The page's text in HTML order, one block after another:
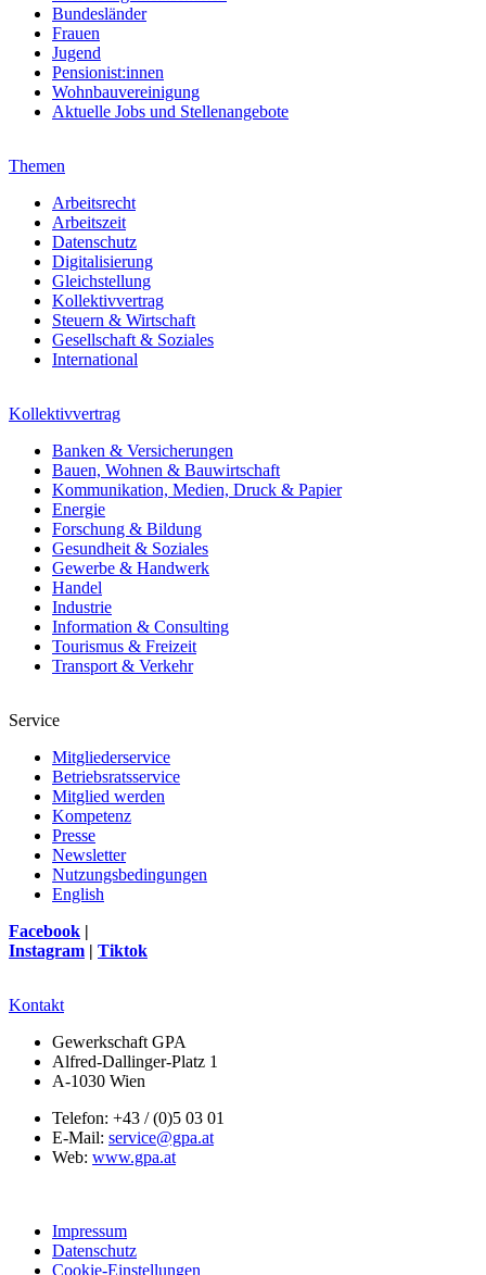
Bundesländer
Frauen
Jugend
Pensionist:innen
Wohnbauvereinigung
Aktuelle Jobs und Stellenangebote
Themen
Arbeitsrecht
Arbeitszeit
Datenschutz
Digitalisierung
Gleichstellung
Kollektivvertrag
Steuern & Wirtschaft
Gesellschaft & Soziales
International
Kollektivvertrag
Banken & Versicherungen
Bauen, Wohnen & Bauwirtschaft
Kommunikation, Medien, Druck & Papier
Energie
Forschung & Bildung
Gesundheit & Soziales
Gewerbe & Handwerk
Handel
Industrie
Information & Consulting
Tourismus & Freizeit
Transport & Verkehr
Service
Mitgliederservice
Betriebsratsservice
Mitglied werden
Kompetenz
Presse
Newsletter
Nutzungsbedingungen
English
Facebook |
Instagram | Tiktok
Kontakt
Gewerkschaft GPA
Alfred-Dallinger-Platz 1
A-1030 Wien
Telefon: +43 / (0)5 03 01
E-Mail: service@gpa.at
Web: www.gpa.at
Impressum
Datenschutz
Cookie-Einstellungen